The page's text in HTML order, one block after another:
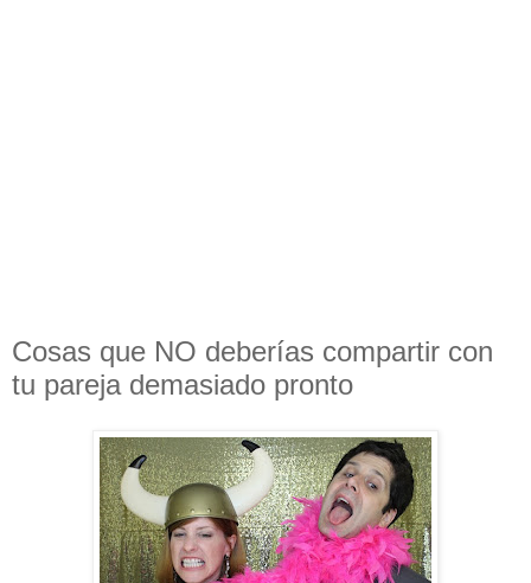
Cosas que NO deberías compartir con
tu pareja demasiado pronto